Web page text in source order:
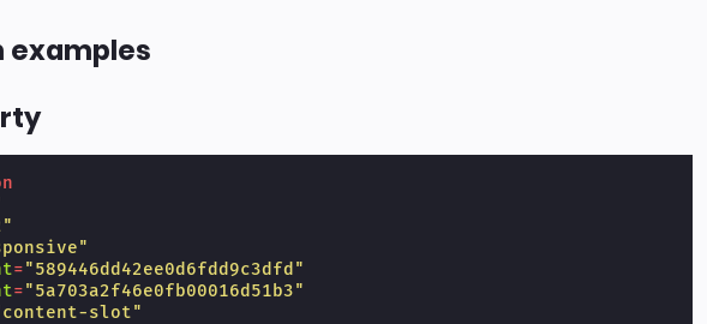
examples
="589446dd42ee0d6fdd9c3dfd"
="5a703a2f46e0fb00016d51b3"
slot"